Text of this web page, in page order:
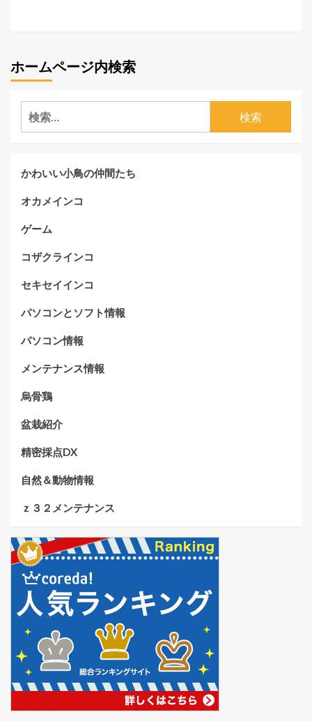
ホームページ内検索
検
索:
かわいい小鳥の仲間たち
オカメインコ
ゲーム
コザクラインコ
セキセイインコ
パソコンとソフト情報
パソコン情報
メンテナンス情報
烏骨鶏
盆栽紹介
精密採点DX
自然＆動物情報
ｚ３２メンテナンス